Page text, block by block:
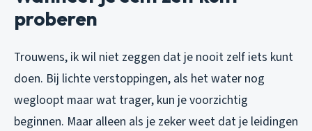
proberen
Trouwens, ik wil niet zeggen dat je nooit zelf iets kunt
doen. Bij lichte verstoppingen, als het water nog
wegloopt maar wat trager, kun je voorzichtig
beginnen. Maar alleen als je zeker weet dat je leidingen